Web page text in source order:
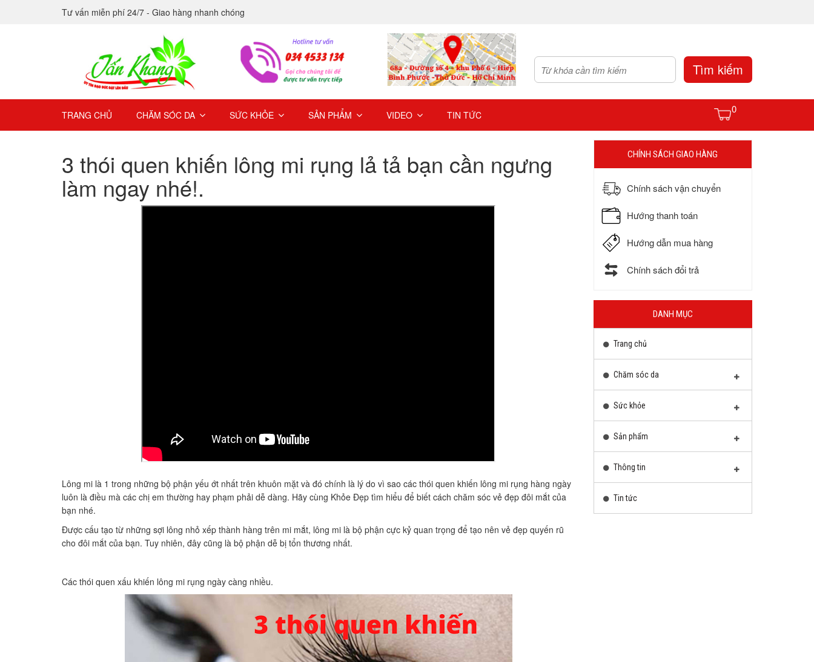
Tư vấn miễn phí 24/7 - Giao hàng nhanh chóng
Tìm kiếm
TRANG CHỦ CHĂM SÓC DA SỨC KHỎE SẢN PHẨM VIDEO TIN TỨC 0
3 thói quen khiến lông mi rụng lả tả bạn cần ngưng
làm ngay nhé!.
Lông mi là 1 trong những bộ phận yếu ớt nhất trên khuôn mặt và đó chính là lý do vì sao các thói quen khiến lông mi rụng hàng ngày
luôn là điều mà các chị em thường hay phạm phải dễ dàng. Hãy cùng Khỏe Đẹp tìm hiểu để biết cách chăm sóc vẻ đẹp đôi mắt của
bạn nhé.
Được cấu tạo từ những sợi lông nhỏ xếp thành hàng trên mi mắt, lông mi là bộ phận cực kỷ quan trọng để tạo nên vẻ đẹp quyến rũ
cho đôi mắt của bạn. Tuy nhiên, đây cũng là bộ phận dễ bị tổn thương nhất.
Các thói quen xấu khiến lông mi rụng ngày càng nhiều.
CHÍNH SÁCH GIAO HÀNG
Chính sách vận chuyển
Hướng thanh toán
Hướng dẫn mua hàng
Chính sách đổi trả
DANH MỤC
Trang chủ
Chăm sóc da
Sức khỏe
Sản phẩm
Thông tin
Tin tức